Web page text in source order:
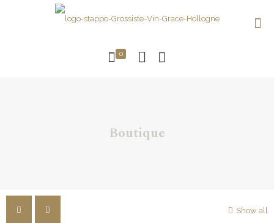
0
Boutique
Show all